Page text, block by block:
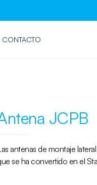
CONTACTO
JCPB
antenas de montaje
se ha convertido en el